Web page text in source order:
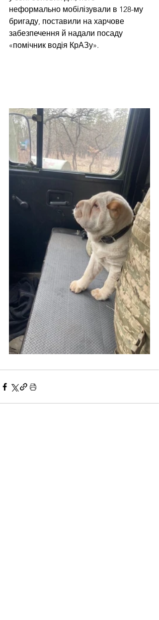
неформально мобілізували в 128-му
бригаду, поставили на харчове
забезпечення й надали посаду
«помічник водія КрАЗу».